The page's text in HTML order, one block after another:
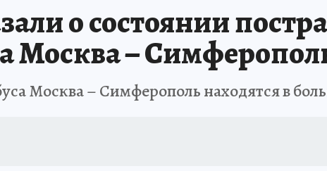
о состоянии
Москва –
Москва – Симферополь находятся в